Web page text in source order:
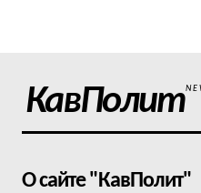
КавПолит
О сайте "КавПолит"